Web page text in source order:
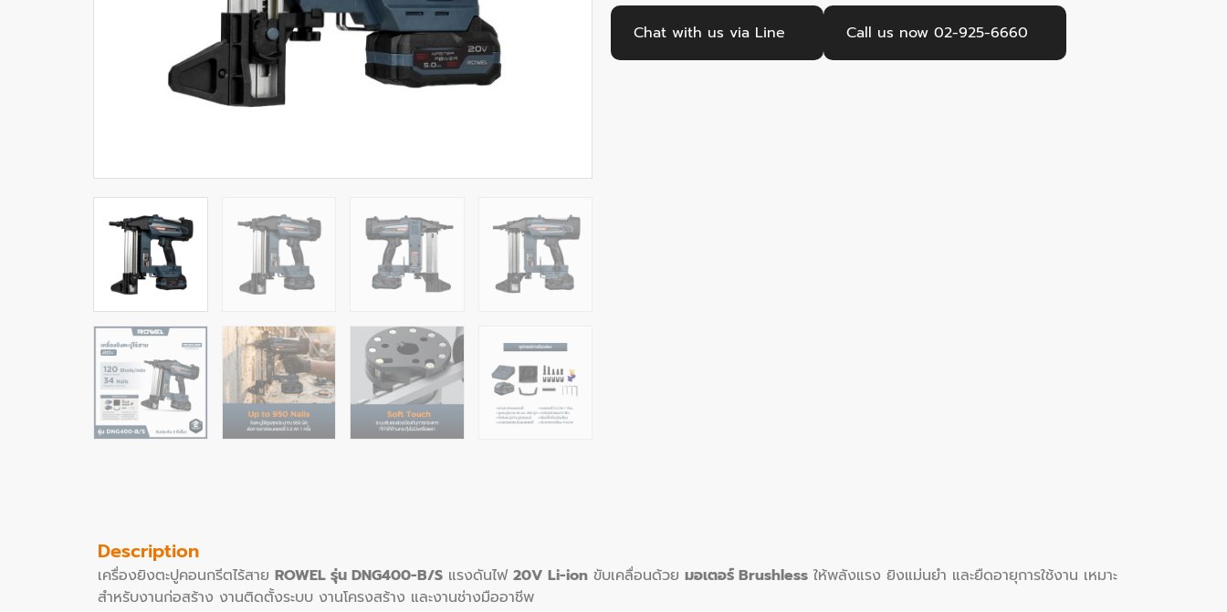
Chat with us via Line Call us now 02-925-6660
Description
เครื่องยิงตะปูคอนกรีตไร้สาย ROWEL รุ่น DNG400-B/S แรงดันไฟ 20V Li-ion ขับเคลื่อนด้วย มอเตอร์ Brushless ให้พลังแรง ยิงแม่นยำ และยืดอายุการใช้งาน เหมาะ
สำหรับงานก่อสร้าง งานติดตั้งระบบ งานโครงสร้าง และงานช่างมืออาชีพ